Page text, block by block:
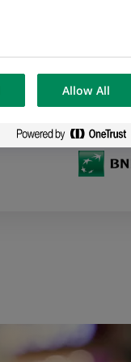
Allow All